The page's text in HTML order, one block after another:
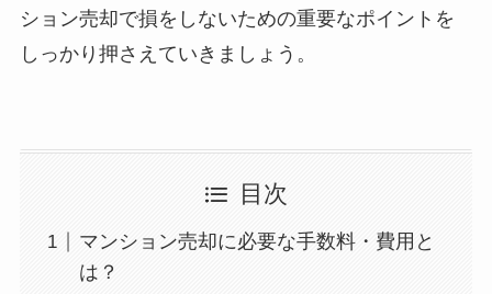
ション売却で損をしないための重要なポイントを
しっかり押さえていきましょう。
目次
マンション売却に必要な手数料・費用と
は？